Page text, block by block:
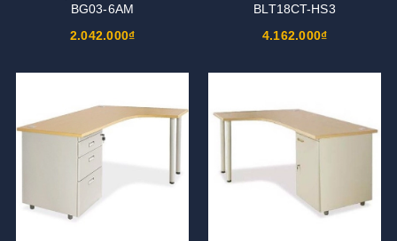
BG03-6AM
2.042.000₫
BLT18CT-HS3
4.162.000₫